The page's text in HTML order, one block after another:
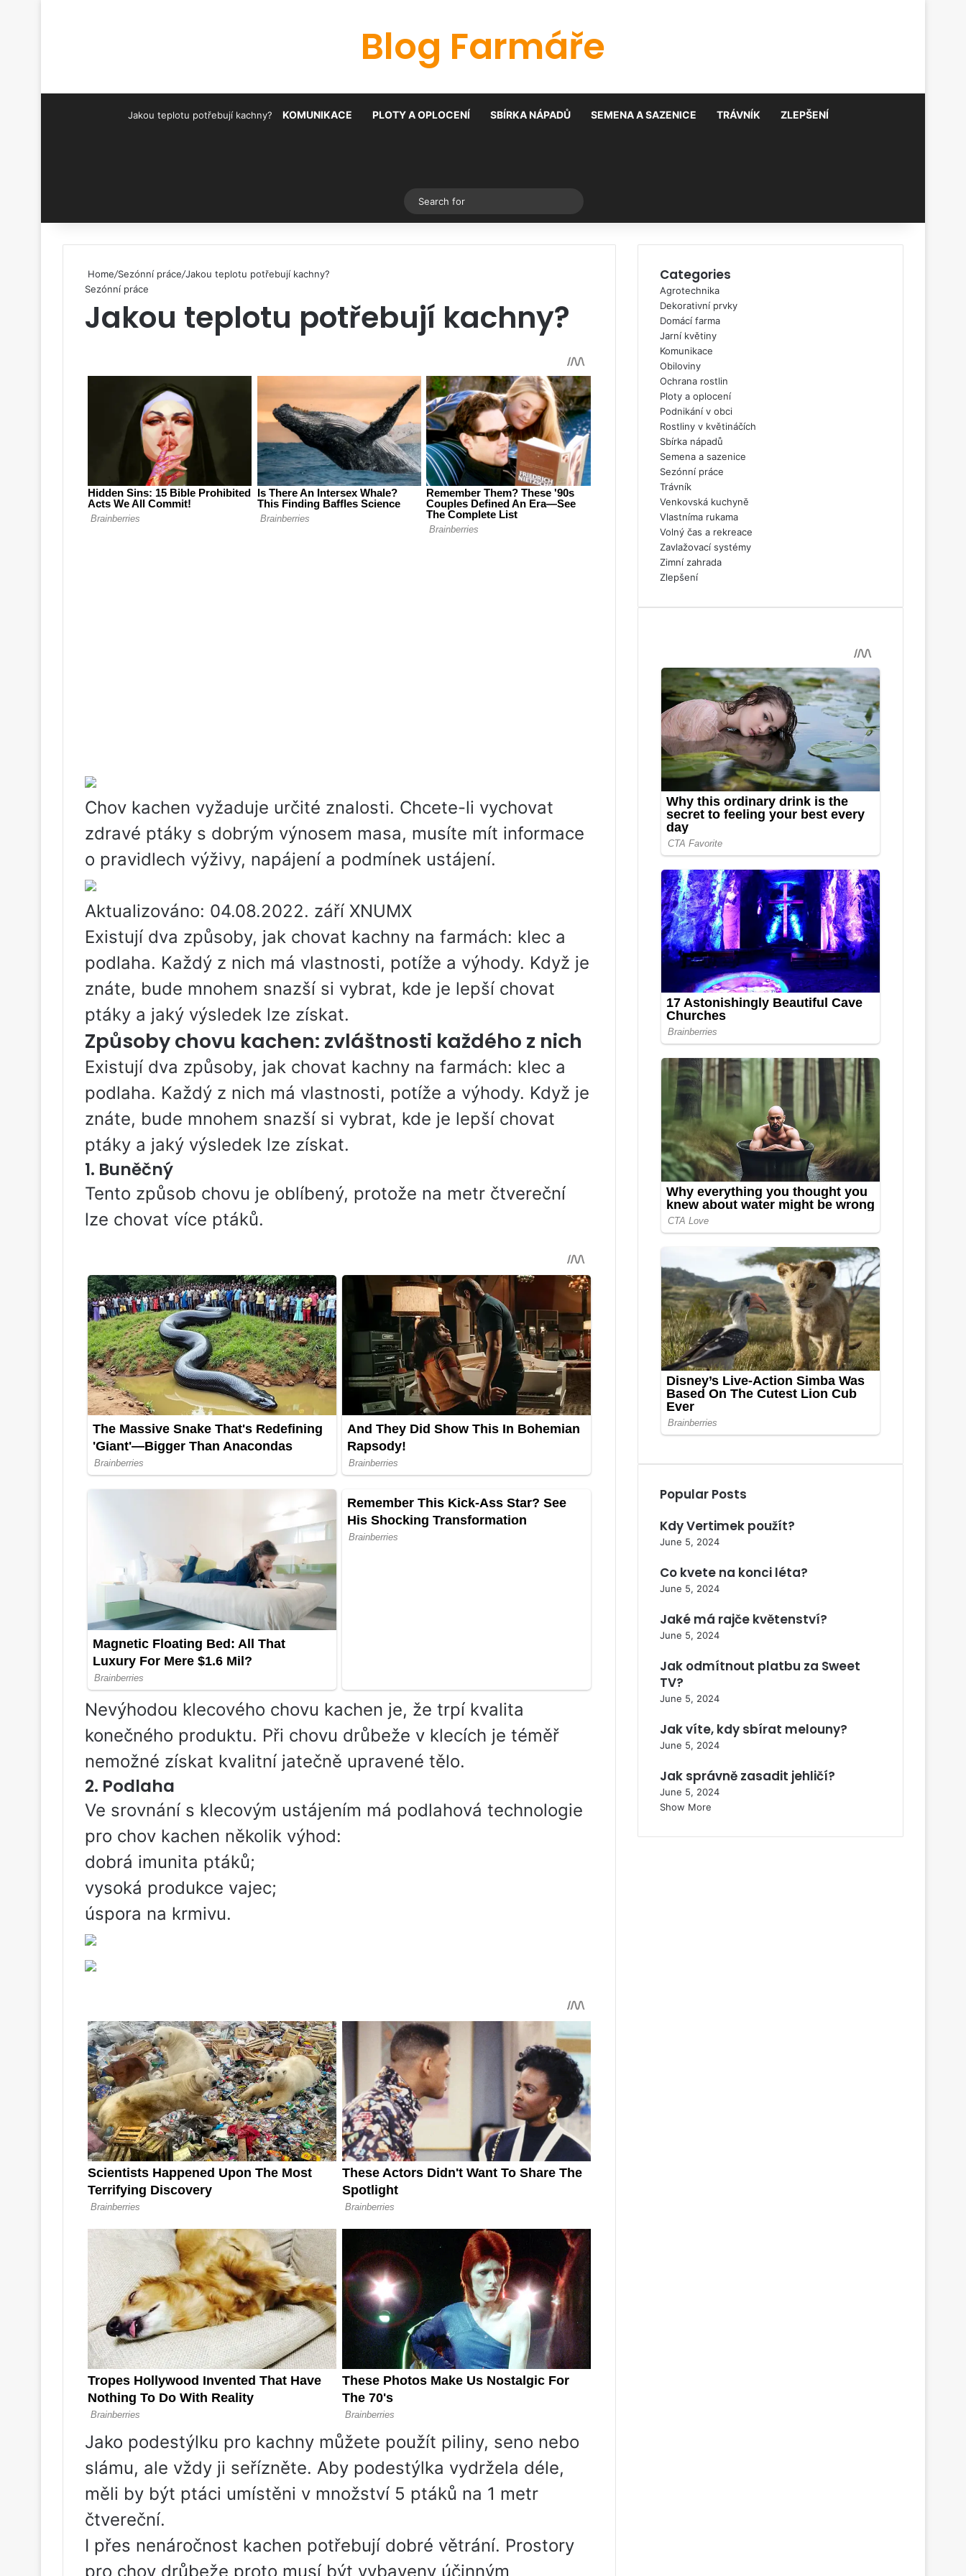
Blog Farmáře
Jakou teplotu potřebují kachny? KOMUNIKACE PLOTY A OPLOCENÍ SBÍRKA NÁPADŮ SEMENA A SAZENICE TRÁVNÍK ZLEPŠENÍ
Switch skin
for
Home/Sezónní práce/Jakou teplotu potřebují kachny?
Sezónní práce
Jakou teplotu potřebují kachny?
Chov kachen vyžaduje určité znalosti. Chcete-li vychovat
zdravé ptáky s dobrým výnosem masa, musíte mít informace
o pravidlech výživy, napájení a podmínek ustájení.
Aktualizováno: 04.08.2022. září XNUMX
Existují dva způsoby, jak chovat kachny na farmách: klec a
podlaha. Každý z nich má vlastnosti, potíže a výhody. Když je
znáte, bude mnohem snazší si vybrat, kde je lepší chovat
ptáky a jaký výsledek lze získat.
Způsoby chovu kachen: zvláštnosti každého z nich
Existují dva způsoby, jak chovat kachny na farmách: klec a
podlaha. Každý z nich má vlastnosti, potíže a výhody. Když je
znáte, bude mnohem snazší si vybrat, kde je lepší chovat
ptáky a jaký výsledek lze získat.
1. Buněčný
Tento způsob chovu je oblíbený, protože na metr čtvereční
lze chovat více ptáků.
Nevýhodou klecového chovu kachen je, že trpí kvalita
konečného produktu. Při chovu drůbeže v klecích je téměř
nemožné získat kvalitní jatečně upravené tělo.
2. Podlaha
Ve srovnání s klecovým ustájením má podlahová technologie
pro chov kachen několik výhod:
dobrá imunita ptáků;
vysoká produkce vajec;
úspora na krmivu.
Jako podestýlku pro kachny můžete použít piliny, seno nebo
slámu, ale vždy ji seřízněte. Aby podestýlka vydržela déle,
měli by být ptáci umístěni v množství 5 ptáků na 1 metr
čtvereční.
I přes nenáročnost kachen potřebují dobré větrání. Prostory
pro chov drůbeže proto musí být vybaveny účinným
Categories
Agrotechnika
Dekorativní prvky
Domácí farma
Jarní květiny
Komunikace
Obiloviny
Ochrana rostlin
Ploty a oplocení
Podnikání v obci
Rostliny v květináčích
Sbírka nápadů
Semena a sazenice
Sezónní práce
Trávník
Venkovská kuchyně
Vlastníma rukama
Volný čas a rekreace
Zavlažovací systémy
Zimní zahrada
Zlepšení
Popular Posts
Kdy Vertimek použít?
June 5, 2024
Co kvete na konci léta?
June 5, 2024
Jaké má rajče květenství?
June 5, 2024
Jak odmítnout platbu za Sweet
TV?
June 5, 2024
Jak víte, kdy sbírat melouny?
June 5, 2024
Jak správně zasadit jehličí?
June 5, 2024
Show More